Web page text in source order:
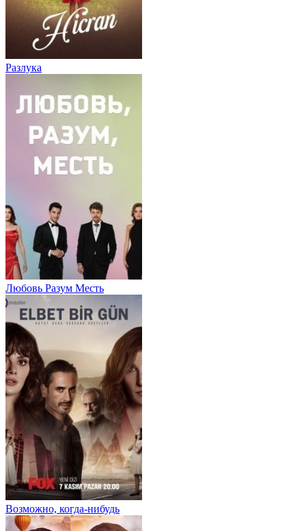
Разлука
Любовь Разум Месть
Возможно, когда-нибудь